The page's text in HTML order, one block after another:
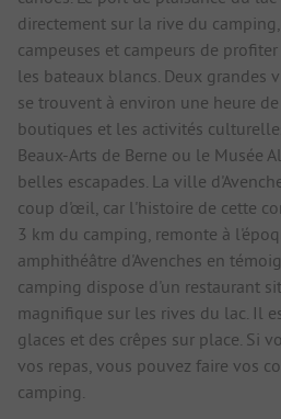
directement sur la rive du
campeuses et campeurs de
les bateaux blancs. Deux grandes
se trouvent à environ une heure
boutiques et les activités
Beaux-Arts de Berne ou le Musée
belles escapades. La ville
coup d'œil, car l'histoire de cette
3 km du camping, remonte à
amphithéâtre d'Avenches en
camping dispose d'un restaurant
magnifique sur les rives du lac. Il
glaces et des crêpes sur place. Si
vos repas, vous pouvez faire vos
camping.